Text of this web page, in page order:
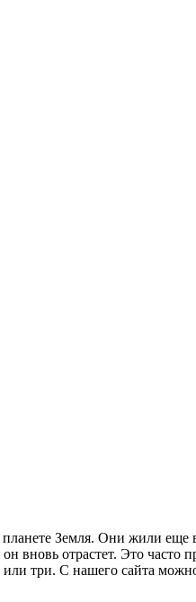
Земля. Они жили еще
вновь отрастет. Это
три. С нашего сайта